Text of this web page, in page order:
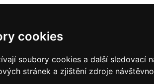
cookies
soubory cookies a další sledovací
stránek a zjištění zdroje